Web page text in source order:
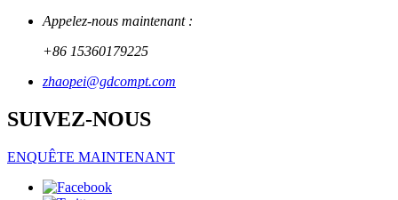
Appelez-nous maintenant :
+86 15360179225
zhaopei@gdcompt.com
SUIVEZ-NOUS
ENQUÊTE MAINTENANT